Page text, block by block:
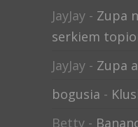
JayJay - Zupa
serkiem
JayJay - Zupa
bogusia -
Betty -